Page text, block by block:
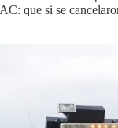
que si se